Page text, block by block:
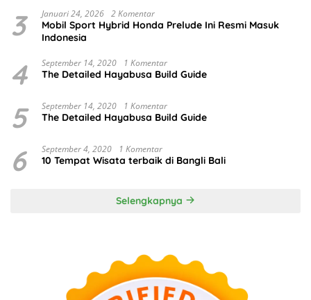
3 Januari 24, 2026 2 Komentar
Mobil Sport Hybrid Honda Prelude Ini Resmi Masuk
Indonesia
4 September 14, 2020 1 Komentar
The Detailed Hayabusa Build Guide
5 September 14, 2020 1 Komentar
The Detailed Hayabusa Build Guide
6 September 4, 2020 1 Komentar
10 Tempat Wisata terbaik di Bangli Bali
Selengkapnya